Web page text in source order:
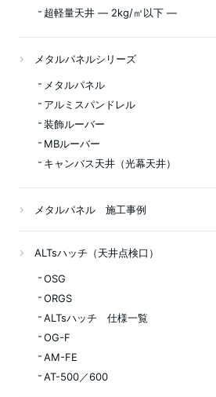
超軽量天井 ― 2kg/㎡以下 ―
メタルパネルシリーズ
メタルパネル
アルミスパンドレル
装飾ルーバー
MBルーバー
キャンバス天井（光幕天井）
メタルパネル 施工事例
ALTsハッチ（天井点検口）
OSG
ORGS
ALTsハッチ 仕様一覧
OG-F
AM-FE
AT-500／600